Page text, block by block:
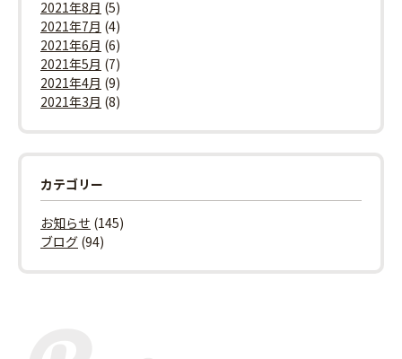
2021年8月 (5)
2021年7月 (4)
2021年6月 (6)
2021年5月 (7)
2021年4月 (9)
2021年3月 (8)
カテゴリー
お知らせ (145)
ブログ (94)